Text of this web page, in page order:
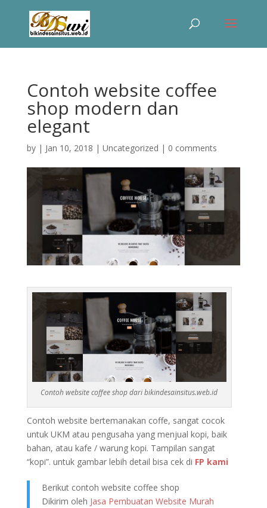
Contoh website coffee
shop modern dan
elegant
by | Jan 10, 2018 | Uncategorized | 0 comments
Contoh website coffee shop dari bikindesainsitus.web.id
Contoh website bertemanakan coffe, sangat cocok
untuk UKM atau pengusaha yang menjual kopi, baik
bahan, atau kafe / warung kopi. Tampilan sangat
“kopi”. untuk gambar lebih detail bisa cek di FP kami
Berikut contoh website coffee shop
Dikirim oleh Jasa Pembuatan Website Murah